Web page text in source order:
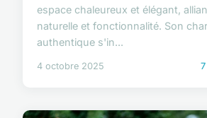
espace chaleureux et élégant,
naturelle et fonctionnalité. Son
authentique s'in...
4 octobre 2025